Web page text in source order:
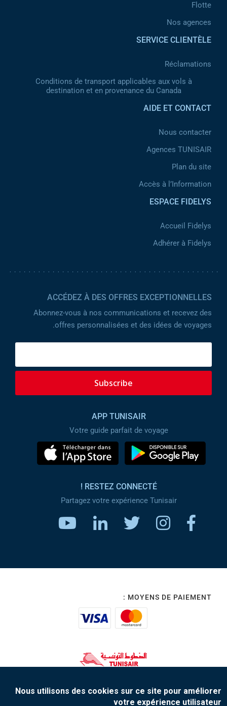
Flotte
Nos agences
SERVICE CLIENTÈLE
Réclamations
Conditions de transport applicables aux vols à
destination et en provenance du Canada
AIDE ET CONTACT
Nous contacter
Agences TUNISAIR
Plan du site
Accès à l’Information
ESPACE FIDELYS
Accueil Fidelys
Adhérer à Fidelys
ACCÉDEZ À DES OFFRES EXCEPTIONNELLES
Abonnez-vous à nos communications et recevez des
offres personnalisées et des idées de voyages.
Subscribe
APP TUNISAIR
Votre guide parfait de voyage
RESTEZ CONNECTÉ !
Partagez votre expérience Tunisair
MOYENS DE PAIEMENT :
Nous utilisons des cookies sur ce site pour améliorer
votre expérience utilisateur